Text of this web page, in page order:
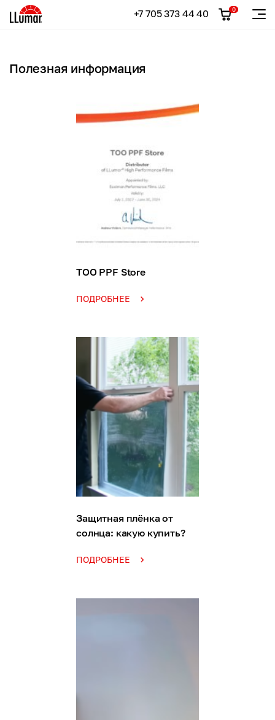
+7 705 373 44 40 0
Полезная информация
TOO PPF Store
ПОДРОБНЕЕ
Защитная плёнка от
солнца: какую купить?
ПОДРОБНЕЕ